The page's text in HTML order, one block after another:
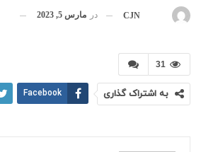
CJN در مارس 5, 2023
31
به اشتراک گذاری Facebook